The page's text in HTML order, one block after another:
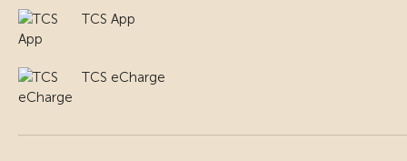
TCS App
TCS eCharge